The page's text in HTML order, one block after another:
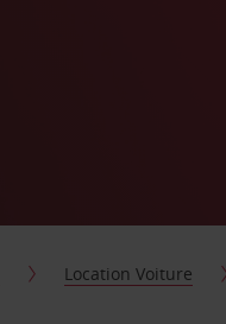
Location Voiture